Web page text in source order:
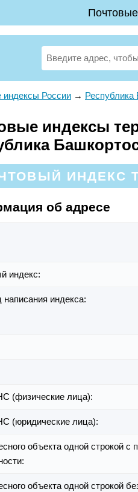
индексы России → Республика
индексы
ИНДЕКС
об адресе
индекс:
индекса:
(физические лица):
(юридические лица):
объекта одной строкой с
объекта одной строкой